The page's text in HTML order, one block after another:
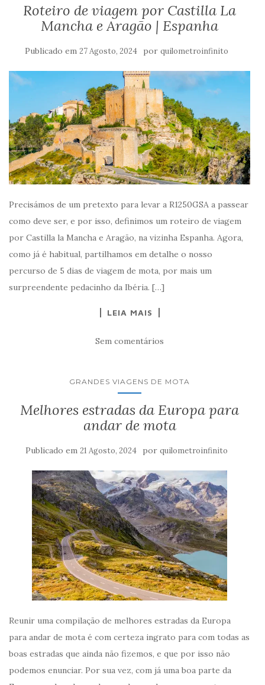
Roteiro de viagem por Castilla La
Mancha e Aragão | Espanha
Publicado em 27 Agosto, 2024 por quilometroinfinito
Precisámos de um pretexto para levar a R1250GSA a passear
como deve ser, e por isso, definimos um roteiro de viagem
por Castilla la Mancha e Aragão, na vizinha Espanha. Agora,
como já é habitual, partilhamos em detalhe o nosso
percurso de 5 dias de viagem de mota, por mais um
surpreendente pedacinho da Ibéria. […]
LEIA MAIS
Sem comentários
GRANDES VIAGENS DE MOTA
Melhores estradas da Europa para
andar de mota
Publicado em 21 Agosto, 2024 por quilometroinfinito
Reunir uma compilação de melhores estradas da Europa
para andar de mota é com certeza ingrato para com todas as
boas estradas que ainda não fizemos, e que por isso não
podemos enunciar. Por sua vez, com já uma boa parte da